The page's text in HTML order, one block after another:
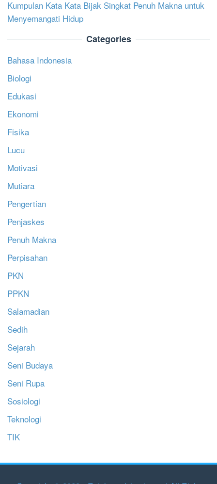
Kumpulan Kata Kata Bijak Singkat Penuh Makna untuk
Menyemangati Hidup
Categories
Bahasa Indonesia
Biologi
Edukasi
Ekonomi
Fisika
Lucu
Motivasi
Mutiara
Pengertian
Penjaskes
Penuh Makna
Perpisahan
PKN
PPKN
Salamadian
Sedih
Sejarah
Seni Budaya
Seni Rupa
Sosiologi
Teknologi
TIK